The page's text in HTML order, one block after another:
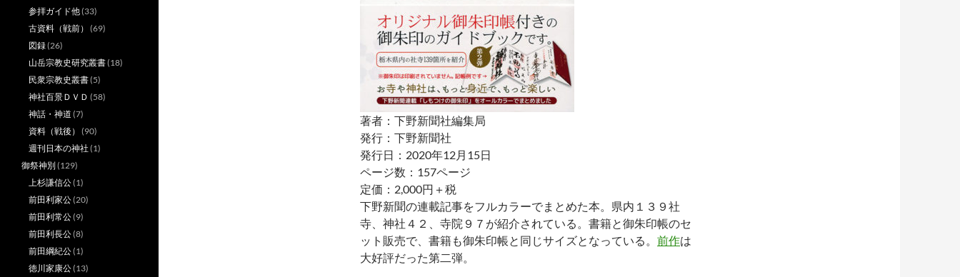
著者：下野新聞社編集局
発行：下野新聞社
発行日：2020年12月15日
ページ数：157ページ
定価：2,000円＋税
下野新聞の連載記事をフルカラーでまとめた本。県内１３９社
寺、神社４２、寺院９７が紹介されている。書籍と御朱印帳のセ
ット販売で、書籍も御朱印帳と同じサイズとなっている。 前作は
大好評だった第二弾。
参拝ガイド他(33)
古資料（戦前） (69)
図録(26)
山岳宗教史研究叢書(18)
民衆宗教史叢書(5)
神社百景ＤＶＤ (58)
神話・神道 (7)
資料（戦後） (90)
週刊日本の神社 (1)
御祭神別 (129)
上杉謙信公(1)
前田利家公(20)
前田利常公(9)
前田利長公(8)
前田綱紀公(1)
徳川家康公(13)